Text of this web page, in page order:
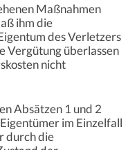
Maßnahmen
ihm die
des Verletzers
Vergütung überlassen
nicht
Absätzen 1 und 2
im Einzelfall
durch die